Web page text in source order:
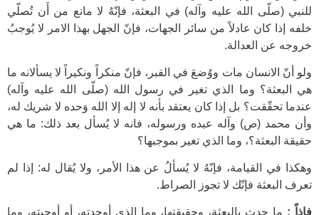
للنبي (صلّى الله عليه وآله) في البعثة، فإنّهُ لا مانع من أَن تُصلّي
خلفه إذا كان عادلاً من سائر الجهات، فإنّ الجهل بهذا الامر لا يُوجبُ
خروجه عن العدالة.
ولو أنّ الانسان مات ووُضعَ في القبر، فإنّ منكراً ونكيراً لا يسألانه ما
هي البعثة؟ وما الذي تغير في رسول الله (صلّى الله عليه وآله)
عندما تحقّقت؟ بل إذا كان يعتقد بأنه لا إله إلا الله وَحده لا شريك له،
وأن محمد (ص) وآله عبده ورسوله، فانه لا يُسأل بعد ذلك: ما هي
حقيقة البعثة؟، وما الذي تغير بموجبها؟
وهكذا في القيامة، فإنّهُ لا يُسألُ عن هذا الأمر، ولا يُقال له: إذا لم
تعرف البعثة فإنّك لا تجوز الصراط.
فإذاً : ما حدث بالبعثة، وحقيقتها، وما الذي أوجدته، أو أوجبته، وما